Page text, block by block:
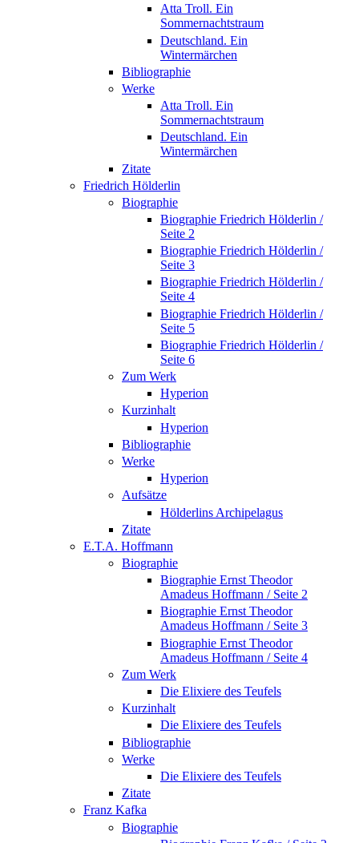
Atta Troll. Ein
Sommernachtstraum
Deutschland. Ein
Wintermärchen
Bibliographie
Werke
Atta Troll. Ein
Sommernachtstraum
Deutschland. Ein
Wintermärchen
Zitate
Friedrich Hölderlin
Biographie
Biographie Friedrich Hölderlin /
Seite 2
Biographie Friedrich Hölderlin /
Seite 3
Biographie Friedrich Hölderlin /
Seite 4
Biographie Friedrich Hölderlin /
Seite 5
Biographie Friedrich Hölderlin /
Seite 6
Zum Werk
Hyperion
Kurzinhalt
Hyperion
Bibliographie
Werke
Hyperion
Aufsätze
Hölderlins Archipelagus
Zitate
E.T.A. Hoffmann
Biographie
Biographie Ernst Theodor
Amadeus Hoffmann / Seite 2
Biographie Ernst Theodor
Amadeus Hoffmann / Seite 3
Biographie Ernst Theodor
Amadeus Hoffmann / Seite 4
Zum Werk
Die Elixiere des Teufels
Kurzinhalt
Die Elixiere des Teufels
Bibliographie
Werke
Die Elixiere des Teufels
Zitate
Franz Kafka
Biographie